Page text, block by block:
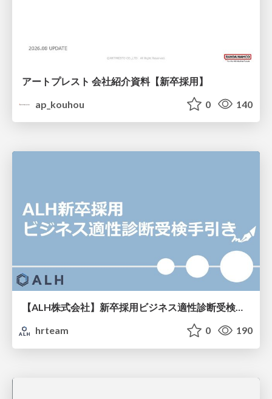
アートプレスト 会社紹介資料【新卒採用】
ap_kouhou
0 140
【ALH株式会社】新卒採用ビジネス適性診断受検手引き
hrteam
0 190